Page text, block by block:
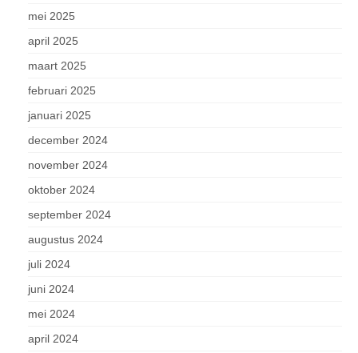
mei 2025
april 2025
maart 2025
februari 2025
januari 2025
december 2024
november 2024
oktober 2024
september 2024
augustus 2024
juli 2024
juni 2024
mei 2024
april 2024